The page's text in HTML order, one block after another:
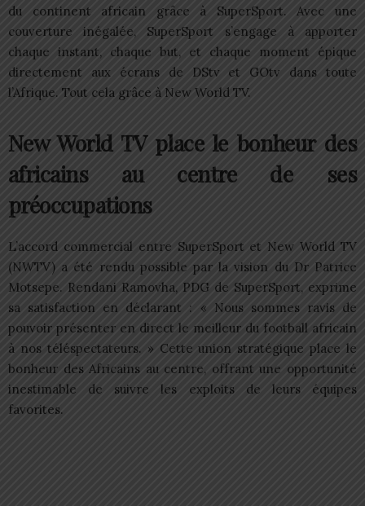
du continent africain grâce à SuperSport. Avec une
couverture inégalée, SuperSport s’engage à apporter
chaque instant, chaque but, et chaque moment épique
directement aux écrans de DStv et GOtv dans toute
l’Afrique. Tout cela grâce à New World TV.
New World TV place le bonheur des
africains au centre de ses
préoccupations
L’accord commercial entre SuperSport et New World TV
(NWTV) a été rendu possible par la vision du Dr Patrice
Motsepe. Rendani Ramovha, PDG de SuperSport, exprime
sa satisfaction en déclarant : « Nous sommes ravis de
pouvoir présenter en direct le meilleur du football africain
à nos téléspectateurs. » Cette union stratégique place le
bonheur des Africains au centre, offrant une opportunité
inestimable de suivre les exploits de leurs équipes
favorites.